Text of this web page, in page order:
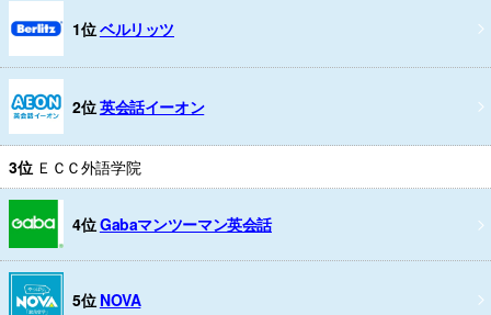
1位ベルリッツ
2位英会話イーオン
3位 ＥＣＣ外語学院
4位Gabaマンツーマン英会話
5位 NOVA